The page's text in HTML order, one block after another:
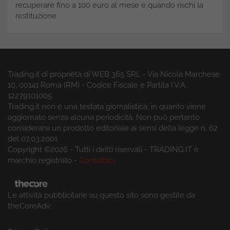
recuperare fino a 100 euro al mese e quando rischi la
restituzione
Trading.it di proprietà di WEB 365 SRL - Via Nicola Marchese
10, 00141 Roma (RM) - Codice Fiscale e Partita I.V.A.
12279101005
Trading.it non è una testata giornalistica, in quanto viene
aggiornato senza alcuna periodicità. Non può pertanto
considerarsi un prodotto editoriale ai sensi della legge n. 62
del 07.03.2001
Copyright ©2026 - Tutti i diritti riservati - TRADING.IT è
marchio registrato - Contattaci
Le attività pubblicitarie su questo sito sono gestite da
theCoreAdv